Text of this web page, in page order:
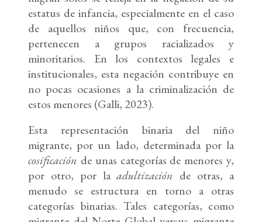
estatus de infancia, especialmente en el caso
de aquellos niños que, con frecuencia,
pertenecen a grupos racializados y
minoritarios. En los contextos legales e
institucionales, esta negación contribuye en
no pocas ocasiones a la criminalización de
estos menores (Galli, 2023).
Esta representación binaria del niño
migrante, por un lado, determinada por la
cosificación de unas categorías de menores y,
por otro, por laadultización de otras, a
menudo se estructura en torno a otras
categorías binarias. Tales categorías, como